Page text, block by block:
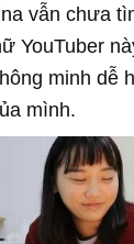
vẫn chưa
YouTuber
minh dễ
mình.